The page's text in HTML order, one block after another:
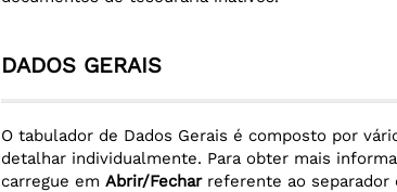
DADOS GERAIS
O tabulador de Dados Gerais é composto por
detalhar individualmente. Para obter mais
carregue emAbrir/Fecharreferente ao separador